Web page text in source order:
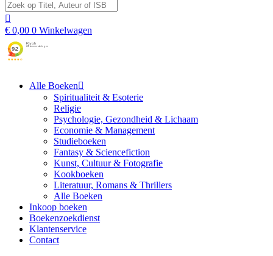
€ 0,00 0 Winkelwagen
Alle Boeken
Spiritualiteit & Esoterie
Religie
Psychologie, Gezondheid & Lichaam
Economie & Management
Studieboeken
Fantasy & Sciencefiction
Kunst, Cultuur & Fotografie
Kookboeken
Literatuur, Romans & Thrillers
Alle Boeken
Inkoop boeken
Boekenzoekdienst
Klantenservice
Contact